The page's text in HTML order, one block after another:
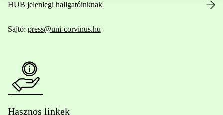
HUB jelenlegi hallgatóinknak
Sajtó: press@uni-corvinus.hu
Hasznos linkek